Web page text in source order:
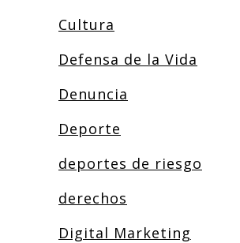
Cultura
Defensa de la Vida
Denuncia
Deporte
deportes de riesgo
derechos
Digital Marketing